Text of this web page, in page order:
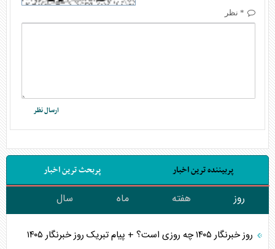
* نظر
پربیننده ترین اخبار پربحث ترین اخبار
روز هفته ماه سال
روز خبرنگار ۱۴۰۵ چه روزی است؟ + پیام تبریک روز خبرنگار ۱۴۰۵